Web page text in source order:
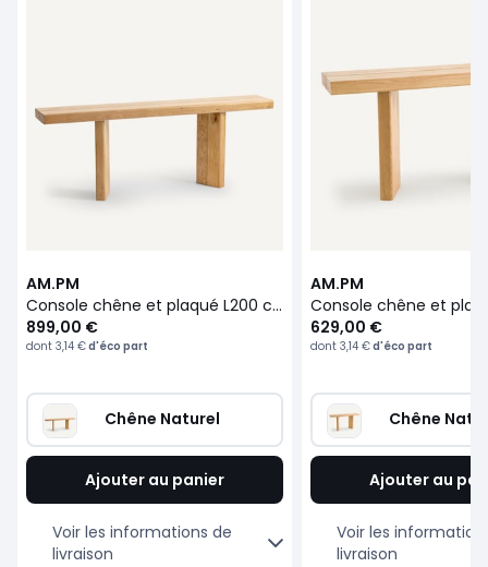
AM.PM
Console chêne et plaqué L200 cm, Olaga
899,00 €
dont 3,14 €d'éco part
Chêne Naturel
Ajouter au panier
Voir les informations de
livraison
AM.PM
629,00 €
dont3,14 €d'éco part
Chêne
Ajouter au
Voir les
livraison